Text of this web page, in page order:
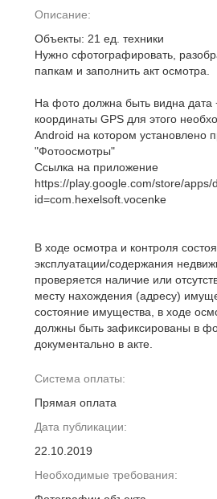
Описание:
Объекты: 21 ед. техники
Нужно сфотографировать,
папкам и заполнить акт осмотра.
На фото должна быть видна дата
координаты GPS для этого
Android на котором установлено
"Фотоосмотры"
Ссылка на приложение
https://play.google.com/store/apps/
id=com.hexelsoft.vocenke
В ходе осмотра и контроля
эксплуатации/содержания
проверяется наличие или
месту нахождения (адресу)
состояние имущества, в ходе
должны быть зафиксированы в
документально в акте.
Система оплаты:
Прямая оплата
Дата публикации:
22.10.2019
Необходимые требования: